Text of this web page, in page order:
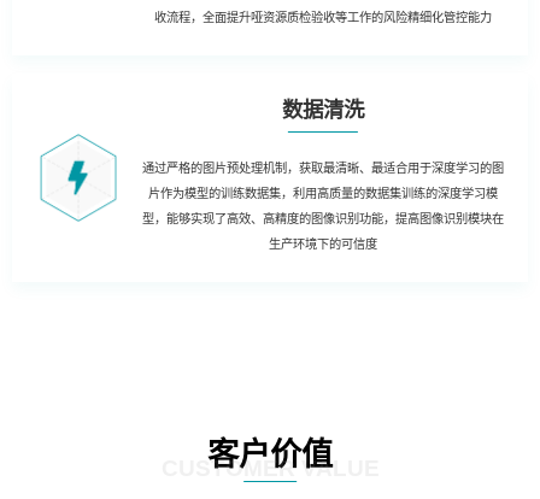
收流程，全面提升哑资源质检验收等工作的风险精细化管控能力
数据清洗
通过严格的图片预处理机制，获取最清晰、最适合用于深度学习的图
片作为模型的训练数据集，利用高质量的数据集训练的深度学习模
型，能够实现了高效、高精度的图像识别功能，提高图像识别模块在
生产环境下的可信度
客户价值
CUSTOMER VALUE